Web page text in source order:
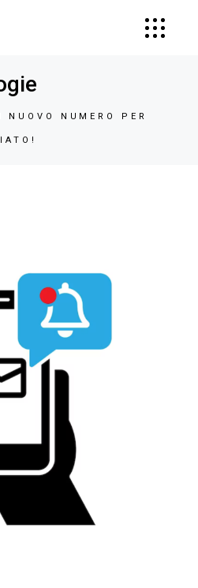
NUOVO NUMERO PER